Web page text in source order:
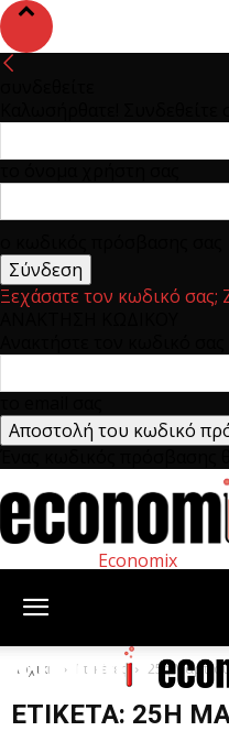
Ξεχάσατε τον κωδικό σας;
Economix
Αρχική Ετικέτες 25η Μαρτίου
ΕΤΙΚΈΤΑ: 25Η